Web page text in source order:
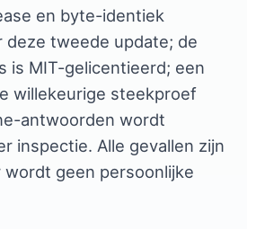
en byte-identiek
deze tweede update; de
is MIT-gelicentieerd; een
willekeurige steekproef
antwoorden wordt
inspectie. Alle gevallen zijn
geen persoonlijke